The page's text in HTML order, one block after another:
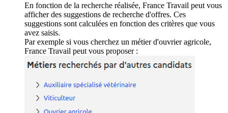
En fonction de la recherche réalisée, France Travail peut vous
afficher des suggestions de recherche d'offres. Ces
suggestions sont calculées en fonction des critères que vous
avez saisis.
Par exemple si vous cherchez un métier d'ouvrier agricole,
France Travail peut vous proposer :